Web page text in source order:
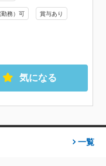
勤務）可 賞与あり
気になる
一覧